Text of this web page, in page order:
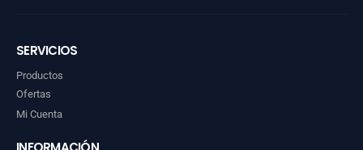
SERVICIOS
Productos
Ofertas
Mi Cuenta